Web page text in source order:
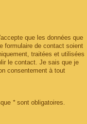
que les données que
formulaire de contact soient
traitées et utilisées
le contact. Je sais que je
consentement à tout
*sont obligatoires.